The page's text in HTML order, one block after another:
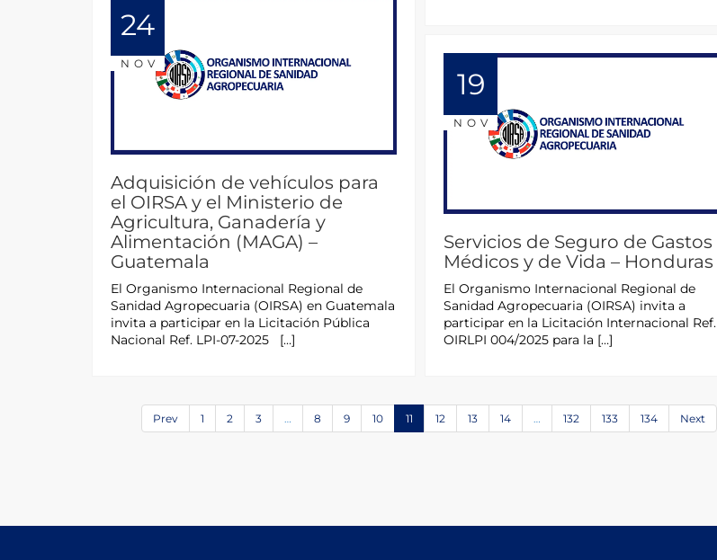
24
NOV
Adquisición de vehículos para
el OIRSA y el Ministerio de
Agricultura, Ganadería y
Alimentación (MAGA) –
Guatemala
El Organismo Internacional Regional de
Sanidad Agropecuaria (OIRSA) en Guatemala
invita a participar en la Licitación Pública
Nacional Ref. LPI-07-2025 […]
19
NOV
Servicios de Seguro de Gastos
Médicos y de Vida – Honduras
El Organismo Internacional Regional de
Sanidad Agropecuaria (OIRSA) invita a
participar en la Licitación Internacional Ref.
OIRLPI 004/2025 para la […]
Prev 1 2 3 … 8 9 10 11 12 13 14 … 132 133 134 Next